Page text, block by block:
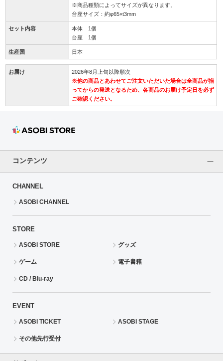
※商品種類によってサイズが異なります。
台座サイズ：約φ65×t3mm
セット内容
本体 1個
台座 1個
生産国 日本
お届け
2026年8月上旬以降順次
※他の商品とあわせてご注文いただいた場合は全商品が揃
ってからの発送となるため、各商品のお届け予定日を必ず
ご確認ください。
コンテンツ
CHANNEL
ASOBI CHANNEL
STORE
ASOBI STORE グッズ
ゲーム 電子書籍
CD / Blu-ray
EVENT
ASOBI TICKET ASOBI STAGE
その他先行受付